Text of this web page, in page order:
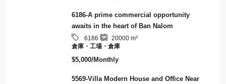
6186-A prime commercial opportunity
awaits in the heart of Ban Nalom
6186 20000 m²
倉庫・工場・倉庫
$5,000/Monthly
5569-Villa Modern House and Office Near